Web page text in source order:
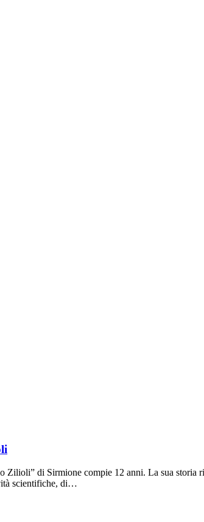
di Sirmione compie 12 anni. La sua
scientifiche, di…